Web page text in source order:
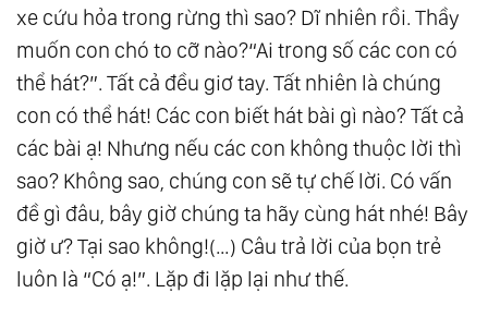
xe cứu hỏa trong rừng thì sao? Dĩ nhiên rồi. Thầy
muốn con chó to cỡ nào?“Ai trong số các con có
thể hát?”. Tất cả đều giơ tay. Tất nhiên là chúng
con có thể hát! Các con biết hát bài gì nào? Tất cả
các bài ạ! Nhưng nếu các con không thuộc lời thì
sao? Không sao, chúng con sẽ tự chế lời. Có vấn
đề gì đâu, bây giờ chúng ta hãy cùng hát nhé! Bây
giờ ư? Tại sao không!(…) Câu trả lời của bọn trẻ
luôn là “Có ạ!”. Lặp đi lặp lại như thế.